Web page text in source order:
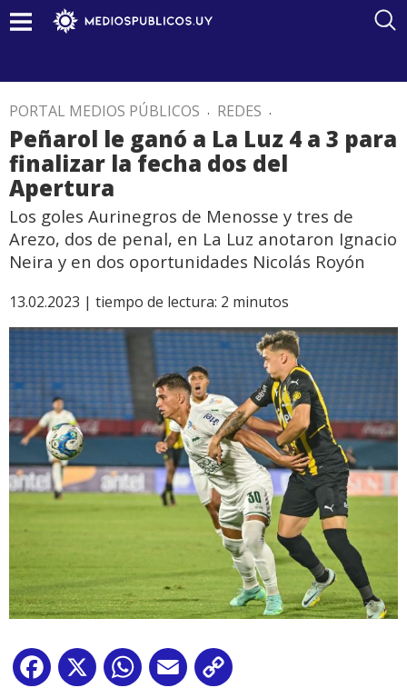
PORTAL MEDIOS PÚBLICOS . REDES .
Peñarol le ganó a La Luz 4 a 3 para
finalizar la fecha dos del
Apertura
Los goles Aurinegros de Menosse y tres de
Arezo, dos de penal, en La Luz anotaron Ignacio
Neira y en dos oportunidades Nicolás Royón
13.02.2023 | tiempo de lectura: 2 minutos
Facebook
X WhatsApp
Email